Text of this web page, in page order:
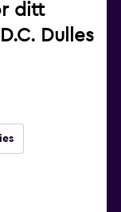
ditt
Dulles